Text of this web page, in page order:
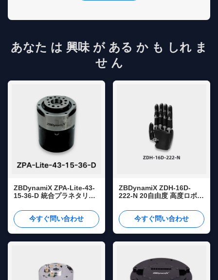
あなた は 興味 が ある か も しれ ま
せ ん
ZBDynamiX ZPA-Lite-43-
15-36-D 統合プラネタリ・
ター 33Nmピークトルク
80rpm OD56mm
今すぐ問い合わせ
ZBDynamiX ZDH-16D-
222-N 20自由度 高度ロボッ
由度、52N把持力、CAN
FD通信今すぐ問い合わせ